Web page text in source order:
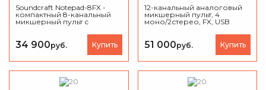
Soundcraft Notepad-8FX -
компактный 8-канальный
микшерный пульт с
34 900руб. Купить
12-канальный аналоговый
микшерный пульт, 4
моно/2стерео, FX, USB
51 000руб. Купить